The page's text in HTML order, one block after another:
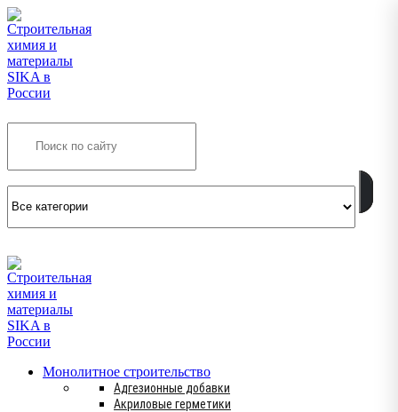
Монолитное строительство
Адгезионные добавки
Акриловые герметики